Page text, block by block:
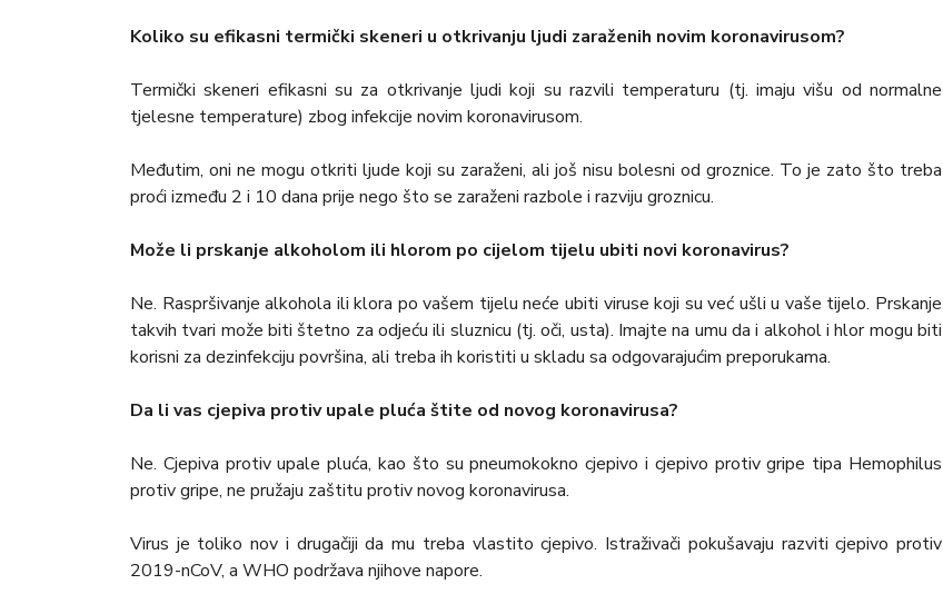
Koliko su efikasni termički skeneri u otkrivanju ljudi zaraženih novim koronavirusom?
Termički skeneri efikasni su za otkrivanje ljudi koji su razvili temperaturu (tj. imaju višu od normalne
tjelesne temperature) zbog infekcije novim koronavirusom.
Međutim, oni ne mogu otkriti ljude koji su zaraženi, ali još nisu bolesni od groznice. To je zato što treba
proći između 2 i 10 dana prije nego što se zaraženi razbole i razviju groznicu.
Može li prskanje alkoholom ili hlorom po cijelom tijelu ubiti novi koronavirus?
Ne. Raspršivanje alkohola ili klora po vašem tijelu neće ubiti viruse koji su već ušli u vaše tijelo. Prskanje
takvih tvari može biti štetno za odjeću ili sluznicu (tj. oči, usta). Imajte na umu da i alkohol i hlor mogu biti
korisni za dezinfekciju površina, ali treba ih koristiti u skladu sa odgovarajućim preporukama.
Da li vas cjepiva protiv upale pluća štite od novog koronavirusa?
Ne. Cjepiva protiv upale pluća, kao što su pneumokokno cjepivo i cjepivo protiv gripe tipa Hemophilus
protiv gripe, ne pružaju zaštitu protiv novog koronavirusa.
Virus je toliko nov i drugačiji da mu treba vlastito cjepivo. Istraživači pokušavaju razviti cjepivo protiv
2019-nCoV, a WHO podržava njihove napore.